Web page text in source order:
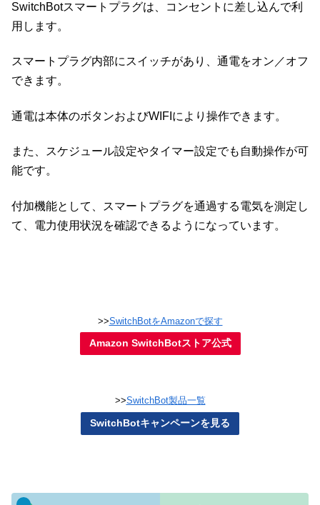
SwitchBotスマートプラグは、コンセントに差し込んで利
用します。
スマートプラグ内部にスイッチがあり、通電をオン／オフ
できます。
通電は本体のボタンおよびWIFIにより操作できます。
また、スケジュール設定やタイマー設定でも自動操作が可
能です。
付加機能として、スマートプラグを通過する電気を測定し
て、電力使用状況を確認できるようになっています。
>>SwitchBotをAmazonで探す
Amazon SwitchBotストア公式
>>SwitchBot製品一覧
SwitchBotキャンペーンを見る